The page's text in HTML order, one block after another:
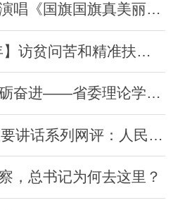
彝族小姑娘为总书记演唱《国旗国旗真美丽》，总书记祝愿孩子们都能过上幸福生活
【家国网聚·网络旺年】访贫问苦和精准扶贫就要这样做
始终不忘初心矢志砥砺奋进——省委理论学习中心组集体观看“牢记嘱托出彩中原”图片展
习近平总书记“1·5”重要讲话系列网评：人民是阅卷人
，总书记为何去这里？